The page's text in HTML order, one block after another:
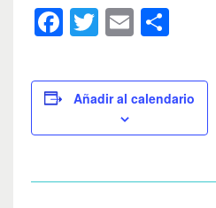
F
a
c
e
b
o
T
wi
tt
er
E
m
ailm
p
ar
Añadir al calendario